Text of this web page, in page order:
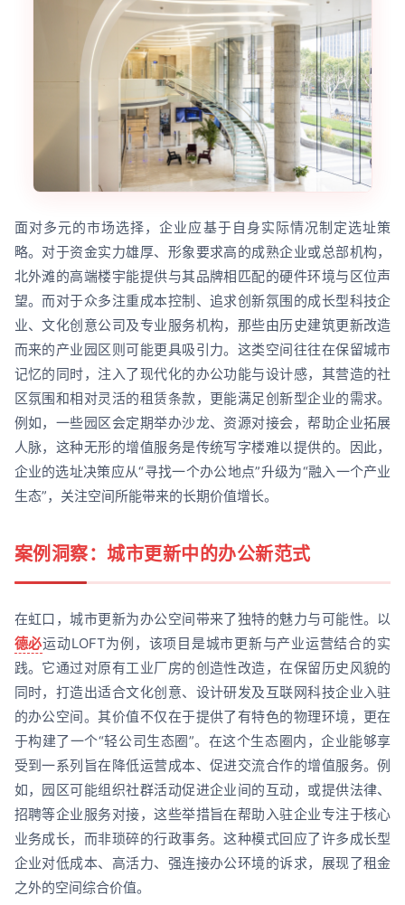
面对多元的市场选择，企业应基于自身实际情况制定选址策
略。对于资金实力雄厚、形象要求高的成熟企业或总部机构，
北外滩的高端楼宇能提供与其品牌相匹配的硬件环境与区位声
望。而对于众多注重成本控制、追求创新氛围的成长型科技企
业、文化创意公司及专业服务机构，那些由历史建筑更新改造
而来的产业园区则可能更具吸引力。这类空间往往在保留城市
记忆的同时，注入了现代化的办公功能与设计感，其营造的社
区氛围和相对灵活的租赁条款，更能满足创新型企业的需求。
例如，一些园区会定期举办沙龙、资源对接会，帮助企业拓展
人脉，这种无形的增值服务是传统写字楼难以提供的。因此，
企业的选址决策应从“寻找一个办公地点”升级为“融入一个产业
生态”，关注空间所能带来的长期价值增长。
案例洞察：城市更新中的办公新范式
在虹口，城市更新为办公空间带来了独特的魅力与可能性。以
德必运动LOFT为例，该项目是城市更新与产业运营结合的实
践。它通过对原有工业厂房的创造性改造，在保留历史风貌的
同时，打造出适合文化创意、设计研发及互联网科技企业入驻
的办公空间。其价值不仅在于提供了有特色的物理环境，更在
于构建了一个“轻公司生态圈”。在这个生态圈内，企业能够享
受到一系列旨在降低运营成本、促进交流合作的增值服务。例
如，园区可能组织社群活动促进企业间的互动，或提供法律、
招聘等企业服务对接，这些举措旨在帮助入驻企业专注于核心
业务成长，而非琐碎的行政事务。这种模式回应了许多成长型
企业对低成本、高活力、强连接办公环境的诉求，展现了租金
之外的空间综合价值。